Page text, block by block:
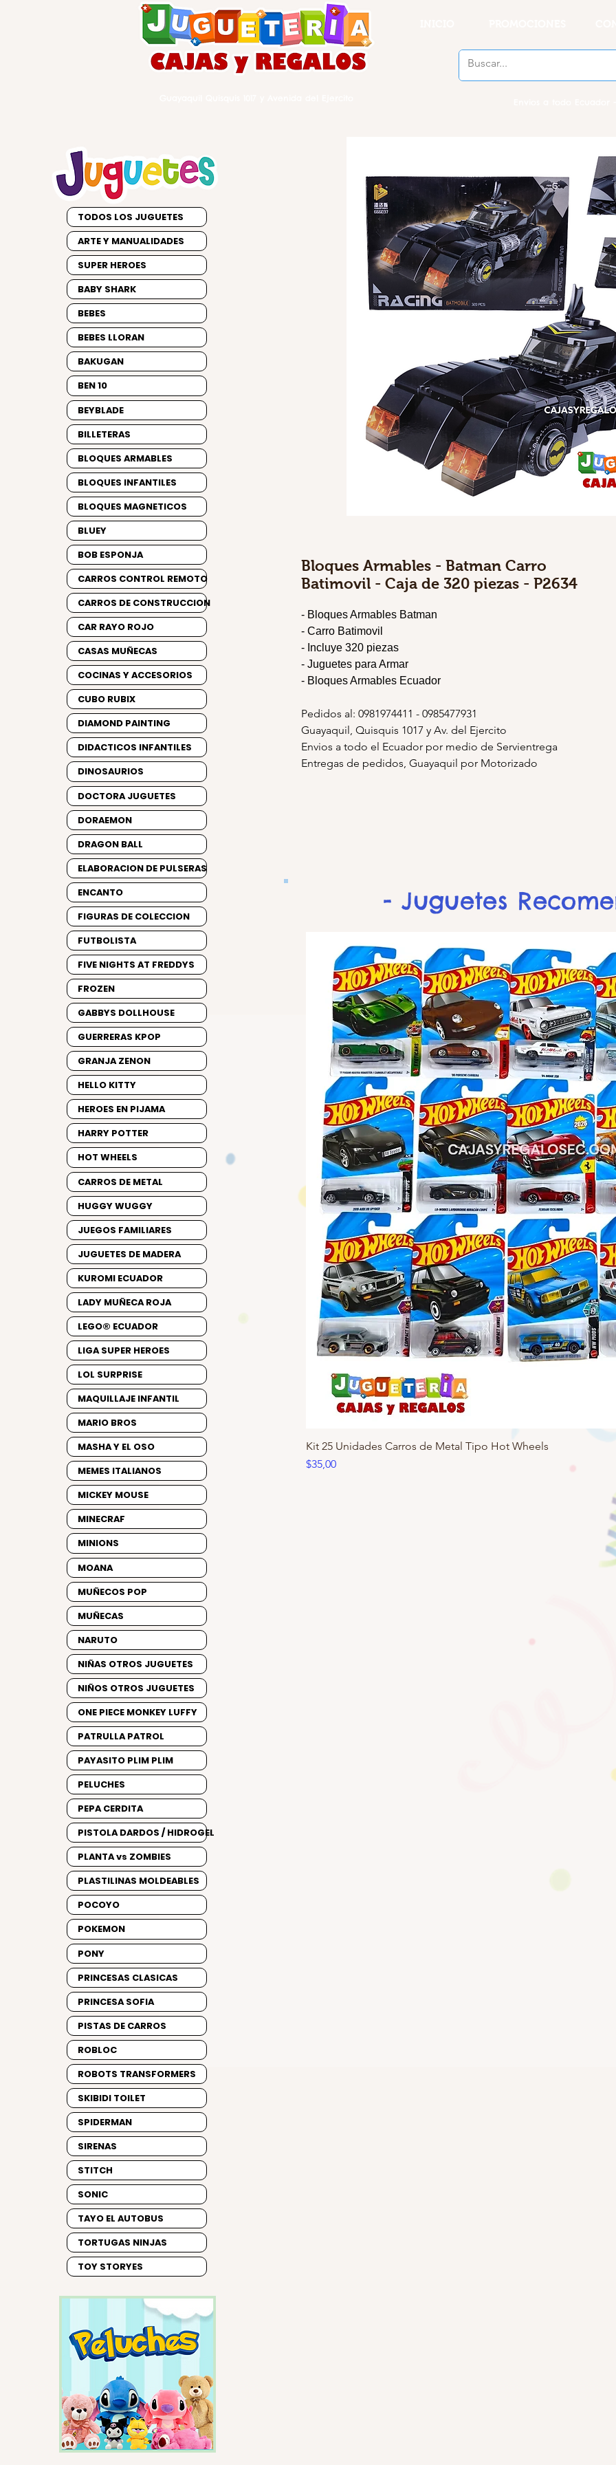
Bloques Armables - Batman Carro
Batimovil - Caja de 320 piezas - P2634
- Bloques Armables Batman
- Carro Batimovil
- Incluye 320 piezas
- Juguetes para Armar
- Bloques Armables Ecuador
Pedidos al: 0981974411 - 0985477931
Guayaquil, Quisquis 1017 y Av. del Ejercito
Envios a todo el Ecuador por medio de Servientrega
Entregas de pedidos, Guayaquil por Motorizado
Kit 25 Unidades Carros de Metal Tipo Hot Wheels
Precio
$35,00
- Juguetes
TODOS LOS JUGUETES
ARTE Y MANUALIDADES
SUPER HEROES
BABY SHARK
BEBES
BEBES LLORAN
BAKUGAN
BEN 10
BEYBLADE
BILLETERAS
BLOQUES ARMABLES
BLOQUES INFANTILES
BLOQUES MAGNETICOS
BLUEY
BOB ESPONJA
CARROS CONTROL REMOTO
CARROS DE CONSTRUCCION
CAR RAYO ROJO
CASAS MUÑECAS
COCINAS Y ACCESORIOS
CUBO RUBIX
DIAMOND PAINTING
DIDACTICOS INFANTILES
DINOSAURIOS
DOCTORA JUGUETES
DORAEMON
DRAGON BALL
ELABORACION DE PULSERAS
ENCANTO
FIGURAS DE COLECCION
FUTBOLISTA
FIVE NIGHTS AT FREDDYS
FROZEN
GABBYS DOLLHOUSE
GUERRERAS KPOP
GRANJA ZENON
HELLO KITTY
HEROES EN PIJAMA
HARRY POTTER
HOT WHEELS
CARROS DE METAL
HUGGY WUGGY
JUEGOS FAMILIARES
JUGUETES DE MADERA
KUROMI ECUADOR
LADY MUÑECA ROJA
LEGO® ECUADOR
LIGA SUPER HEROES
LOL SURPRISE
MAQUILLAJE INFANTIL
MARIO BROS
MASHA Y EL OSO
MEMES ITALIANOS
MICKEY MOUSE
MINECRAF
MINIONS
MOANA
MUÑECOS POP
MUÑECAS
NARUTO
NIÑAS OTROS JUGUETES
NIÑOS OTROS JUGUETES
ONE PIECE MONKEY LUFFY
PATRULLA PATROL
PAYASITO PLIM PLIM
PELUCHES
PEPA CERDITA
PISTOLA DARDOS / HIDROGEL
PLANTA vs ZOMBIES
PLASTILINAS MOLDEABLES
POCOYO
POKEMON
PONY
PRINCESAS CLASICAS
PRINCESA SOFIA
PISTAS DE CARROS
ROBLOC
ROBOTS TRANSFORMERS
SKIBIDI TOILET
SPIDERMAN
SIRENAS
STITCH
SONIC
TAYO EL AUTOBUS
TORTUGAS NINJAS
TOY STORYES